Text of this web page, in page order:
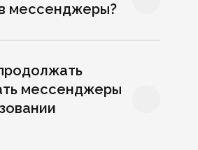
руб. / мес.
«Макс»
Beautybox, 1C,
и Mindbox.
ХИТ
мессенджеры?
мессенджеры